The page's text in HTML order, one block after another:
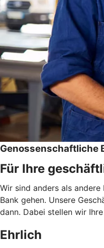
Genossenschaftliche
Für Ihre
Wir sind anders als
Bank gehen. Unsere
dann. Dabei stellen wir
Ehrlich